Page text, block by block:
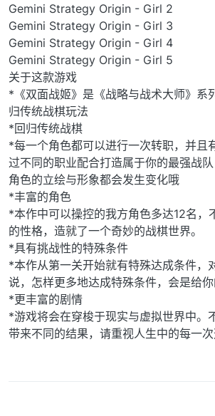
Gemini Strategy Origin - Girl 2
Gemini Strategy Origin - Girl 3
Gemini Strategy Origin - Girl 4
Gemini Strategy Origin - Girl 5
关于这款游戏
*《双面战姬》是《战略与战术大师》系
归传统战棋玩法
*回归传统战棋
*每一个角色都可以进行一次转职，并且
过不同的职业配合打造属于你的最强战队
角色的立绘与形象都会发生变化哦
*丰富的角色
*本作中可以操控的我方角色多达12名，
的性格，造就了一个奇妙的战棋世界。
*具有挑战性的特殊条件
*本作从第一关开始就有特殊达成条件，
说，怎样更多地达成特殊条件，会是给你
*更丰富的剧情
*游戏将会在穿梭于现实与虚拟世界中。
带来不同的结果，请重视人生中的每一次